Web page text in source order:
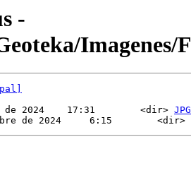
-
Imagenes/
de 2024    17:31        <dir> JPG
de 2024     6:15        <dir>